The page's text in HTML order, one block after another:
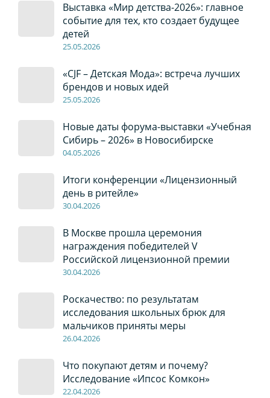
Выставка «Мир детства-2026»: главное
событие для тех, кто создает будущее
детей
25.05.2026
«CJF – Детская Мода»: встреча лучших
брендов и новых идей
25.05.2026
Новые даты форума-выставки «Учебная
Сибирь – 2026» в Новосибирске
04.05.2026
Итоги конференции «Лицензионный
день в ритейле»
30.04.2026
В Москве прошла церемония
награждения победителей V
Российской лицензионной премии
30.04.2026
Роскачество: по результатам
исследования школьных брюк для
мальчиков приняты меры
26.04.2026
Что покупают детям и почему?
Исследование «Ипсос Комкон»
22.04.2026